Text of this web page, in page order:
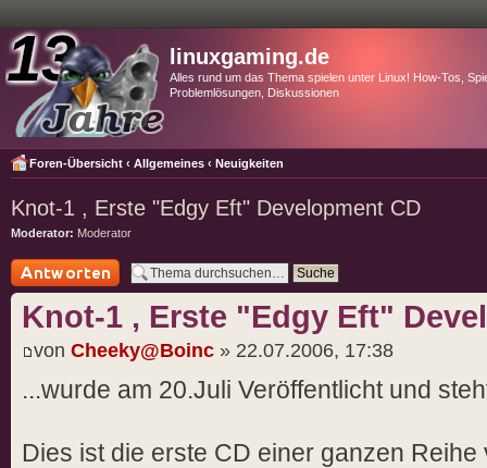
linuxgaming.de
Alles rund um das Thema spielen unter Linux! How-Tos,
Problemlösungen, Diskussionen
Foren-Übersicht ‹ Allgemeines ‹ Neuigkeiten
Knot-1 , Erste "Edgy Eft" Development CD
Moderator: Moderator
Antwort schreiben
Knot-1 , Erste "Edgy Eft"
von Cheeky@Boinc » 22.07.2006, 17:38
...wurde am 20.Juli Veröffentlicht und
Dies ist die erste CD einer ganzen